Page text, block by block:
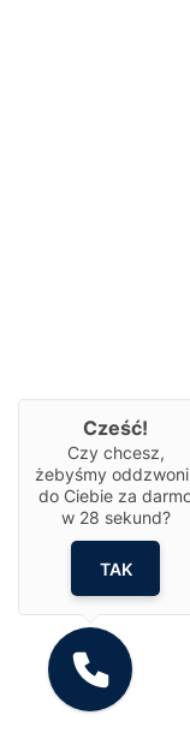
Cześć!
Czy chcesz,
żebyśmy
do Ciebie za
w 28 sekund?
TAK